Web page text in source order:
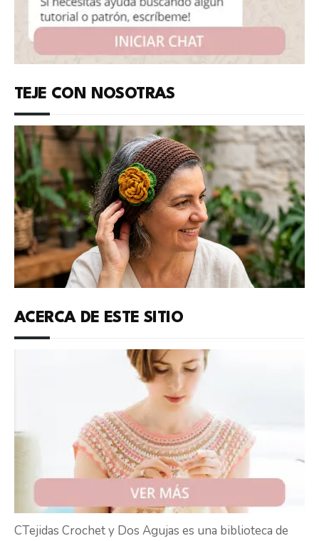
TEJE CON NOSOTRAS
ACERCA DE ESTE SITIO
CTejidas Crochet y Dos Agujas es una biblioteca de